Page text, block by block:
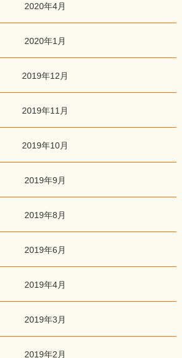
2020年4月
2020年1月
2019年12月
2019年11月
2019年10月
2019年9月
2019年8月
2019年6月
2019年4月
2019年3月
2019年2月